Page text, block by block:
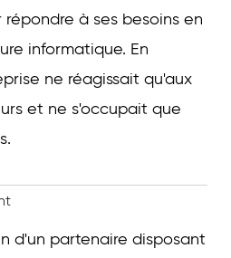
à ses besoins en
informatique. En
ne réagissait qu'aux
et ne s'occupait que
d'un partenaire disposant